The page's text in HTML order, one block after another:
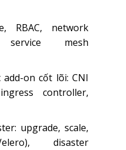
RBAC, network
mesh
on cốt lõi: CNI
controller,
upgrade, scale,
disaster